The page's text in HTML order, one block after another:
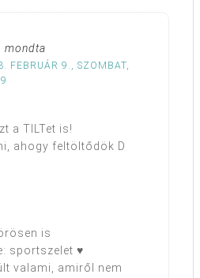
mondta
FEBRUÁR 9., SZOMBAT,
a TILTet is!
ahogy feltöltődök D
is
sportszelet ♥
valami, amiről nem